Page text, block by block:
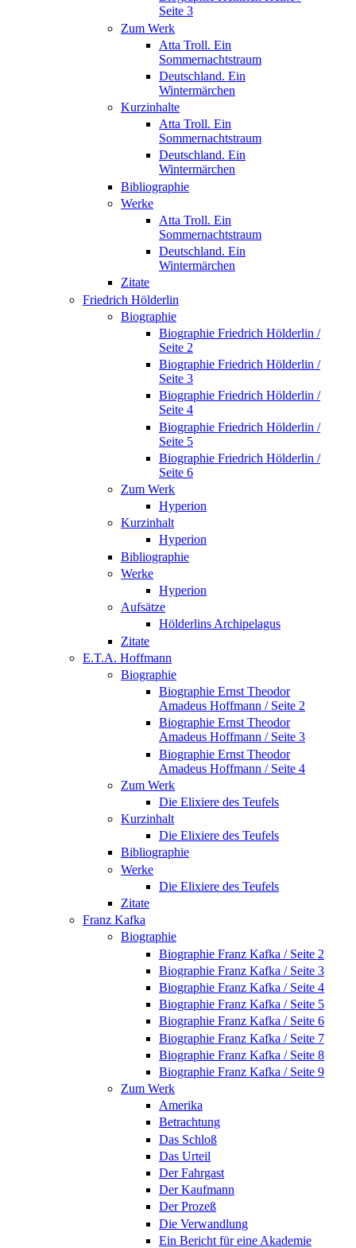
Seite 3
Zum Werk
Atta Troll. Ein
Sommernachtstraum
Deutschland. Ein
Wintermärchen
Kurzinhalte
Atta Troll. Ein
Sommernachtstraum
Deutschland. Ein
Wintermärchen
Bibliographie
Werke
Atta Troll. Ein
Sommernachtstraum
Deutschland. Ein
Wintermärchen
Zitate
Friedrich Hölderlin
Biographie
Biographie Friedrich Hölderlin /
Seite 2
Biographie Friedrich Hölderlin /
Seite 3
Biographie Friedrich Hölderlin /
Seite 4
Biographie Friedrich Hölderlin /
Seite 5
Biographie Friedrich Hölderlin /
Seite 6
Zum Werk
Hyperion
Kurzinhalt
Hyperion
Bibliographie
Werke
Hyperion
Aufsätze
Hölderlins Archipelagus
Zitate
E.T.A. Hoffmann
Biographie
Biographie Ernst Theodor
Amadeus Hoffmann / Seite 2
Biographie Ernst Theodor
Amadeus Hoffmann / Seite 3
Biographie Ernst Theodor
Amadeus Hoffmann / Seite 4
Zum Werk
Die Elixiere des Teufels
Kurzinhalt
Die Elixiere des Teufels
Bibliographie
Werke
Die Elixiere des Teufels
Zitate
Franz Kafka
Biographie
Biographie Franz Kafka / Seite 2
Biographie Franz Kafka / Seite 3
Biographie Franz Kafka / Seite 4
Biographie Franz Kafka / Seite 5
Biographie Franz Kafka / Seite 6
Biographie Franz Kafka / Seite 7
Biographie Franz Kafka / Seite 8
Biographie Franz Kafka / Seite 9
Zum Werk
Amerika
Betrachtung
Das Schloß
Das Urteil
Der Fahrgast
Der Kaufmann
Der Prozeß
Die Verwandlung
Ein Bericht für eine Akademie